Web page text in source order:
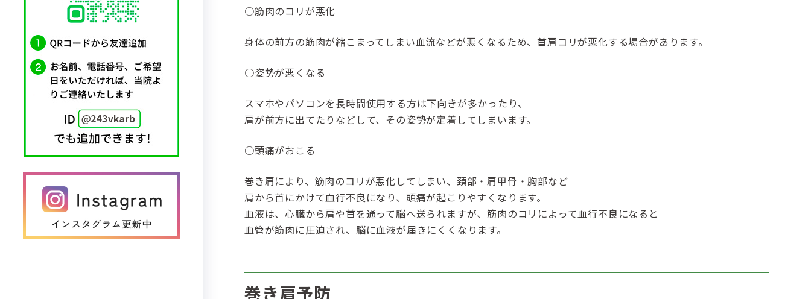
○筋肉のコリが悪化
身体の前方の筋肉が縮こまってしまい血流などが悪くなるため、首肩コリが悪化する場合があります。
○姿勢が悪くなる
スマホやパソコンを長時間使用する方は下向きが多かったり、
肩が前方に出てたりなどして、その姿勢が定着してしまいます。
○頭痛がおこる
巻き肩により、筋肉のコリが悪化してしまい、頚部・肩甲骨・胸部など
肩から首にかけて血行不良になり、頭痛が起こりやすくなります。
血液は、心臓から肩や首を通って脳へ送られますが、筋肉のコリによって血行不良になると
血管が筋肉に圧迫され、脳に血液が届きにくくなります。
巻き肩予防